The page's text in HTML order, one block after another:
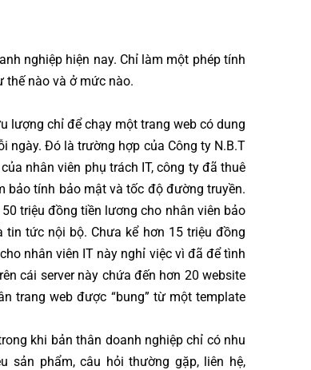
nghiệp hiện nay. Chỉ làm một phép tính
thế nào và ở mức nào.
lượng chỉ để chạy một trang web có dung
ngày. Đó là trường hợp của Công ty N.B.T
nhân viên phụ trách IT, công ty đã thuê
bảo tính bảo mật và tốc độ đường truyền.
triệu đồng tiền lương cho nhân viên bảo
tức nội bộ. Chưa kể hơn 15 triệu đồng
nhân viên IT này nghỉ việc vì đã để tình
cái server này chứa đến hơn 20 website
trang web được “bung” từ một template
khi bản thân doanh nghiệp chỉ có nhu
sản phẩm, câu hỏi thường gặp, liên hệ,